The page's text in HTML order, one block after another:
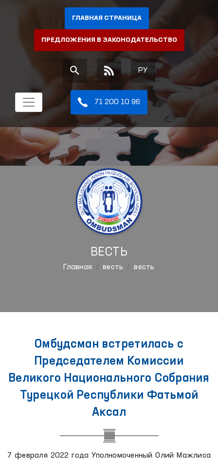
ГЛАВНАЯ СТРАНИЦА
ПРЕДЛОЖЕНИЯ В ЗАКОНОДАТЕЛЬСТВО
РУ
71 200 10 96
ВЕСТЬ
Главная весть весть
Омбудсман встретилась с
Председателем Комиссии
Великого Национального Собрания
Турецкой Республики Фатьмой
Аксал
7 февраля 2022 года Уполномоченный Олий Мажлиса